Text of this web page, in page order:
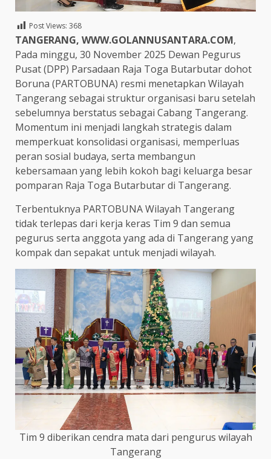
Post Views: 368
TANGERANG, WWW.GOLANNUSANTARA.COM,
Pada minggu, 30 November 2025 Dewan Pegurus
Pusat (DPP) Parsadaan Raja Toga Butarbutar dohot
Boruna (PARTOBUNA) resmi menetapkan Wilayah
Tangerang sebagai struktur organisasi baru setelah
sebelumnya berstatus sebagai Cabang Tangerang.
Momentum ini menjadi langkah strategis dalam
memperkuat konsolidasi organisasi, memperluas
peran sosial budaya, serta membangun
kebersamaan yang lebih kokoh bagi keluarga besar
pomparan Raja Toga Butarbutar di Tangerang.
Terbentuknya PARTOBUNA Wilayah Tangerang
tidak terlepas dari kerja keras Tim 9 dan semua
pegurus serta anggota yang ada di Tangerang yang
kompak dan sepakat untuk menjadi wilayah.
Tim 9 diberikan cendra mata dari pengurus wilayah
Tangerang